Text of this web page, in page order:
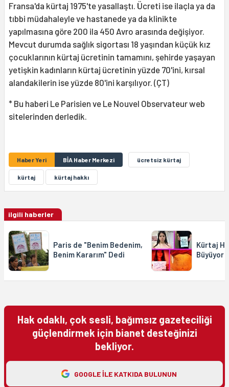
Fransa'da kürtaj 1975'te yasallaştı. Ücreti ise ilaçla ya da
tıbbi müdahaleyle ve hastanede ya da klinikte
yapılmasına göre 200 ila 450 Avro arasında değişiyor.
Mevcut durumda sağlık sigortası 18 yaşından küçük kız
çocuklarının kürtaj ücretinin tamamını, şehirde yaşayan
yetişkin kadınların kürtaj ücretinin yüzde 70'ini, kırsal
alandakilerin ise yüzde 80'ini karşılıyor. (ÇT)
* Bu haberi Le Parisien ve Le Nouvel Observateur web
sitelerinden derledik.
Haber Yeri BİA Haber Merkezi ücretsiz kürtaj
kürtaj kürtaj hakkı
ilgili haberler
Paris de "Benim Bedenim,
Benim Kararım" Dedi
Kürtaj
Büyüyor
Hak odaklı, çok sesli, bağımsız gazeteciliği
güçlendirmek için bianet desteğinizi
bekliyor.
GOOGLE ILE KATKIDA BULUNUN